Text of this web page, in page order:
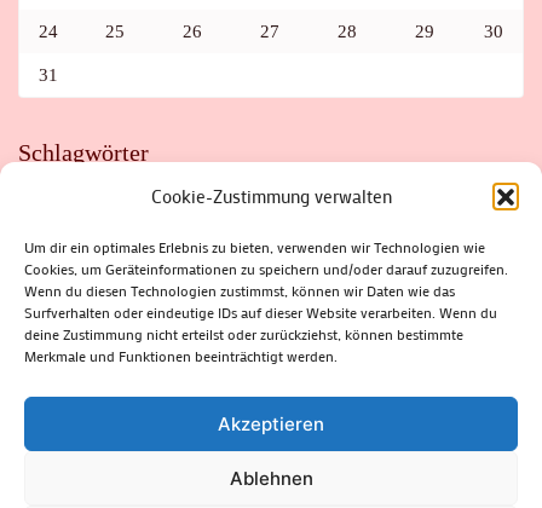
Cookie-Zustimmung verwalten
Um dir ein optimales Erlebnis zu bieten, verwenden wir Technologien wie
Cookies, um Geräteinformationen zu speichern und/oder darauf zuzugreifen.
Wenn du diesen Technologien zustimmst, können wir Daten wie das
Surfverhalten oder eindeutige IDs auf dieser Website verarbeiten. Wenn du
deine Zustimmung nicht erteilst oder zurückziehst, können bestimmte
Merkmale und Funktionen beeinträchtigt werden.
Akzeptieren
Ablehnen
24 25 26 27 28 29 30
31
Schlagwörter
FAHRRAD
FLOHMARKT FOLK GEWINNSPIEL
HITZE
HITZEFALLE AUTO
IRISH DANCE JAZZ
KABARETT
KINDER
KIRMES KLASSIK
KLEINE SUHLER REIHE
KRIMI
KULTUR LESUNG LOTTO
MEININGEN
PARASITEN
PILZE SCHLEUSINGEN
SCHULWEG
SOMMERFERIEN
SPORT SRH
STADTFEST
STADTMARKETING
STRASSENSPERRUNG
SUHL
SUHLER FRÜHLING
SUHLER STADTMARKETING
THÜRINGER WALD
ZELLA-MEHLIS